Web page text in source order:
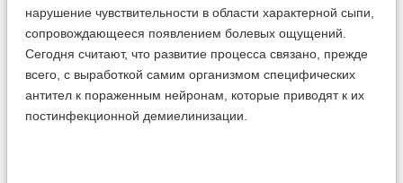
нарушение чувствительности в области характерной сыпи,
сопровождающееся появлением болевых ощущений.
Сегодня считают, что развитие процесса связано, прежде
всего, с выработкой самим организмом специфических
антител к пораженным нейронам, которые приводят к их
постинфекционной демиелинизации.